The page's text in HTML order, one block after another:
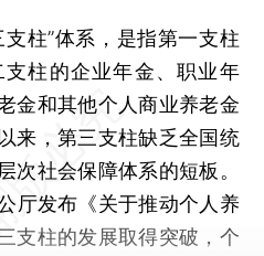
柱”体系，是指第一支柱
柱的企业年金、职业年
金和其他个人商业养老金
来，第三支柱缺乏全国统
次社会保障体系的短板。
厅发布《关于推动个人养
支柱的发展取得突破，个